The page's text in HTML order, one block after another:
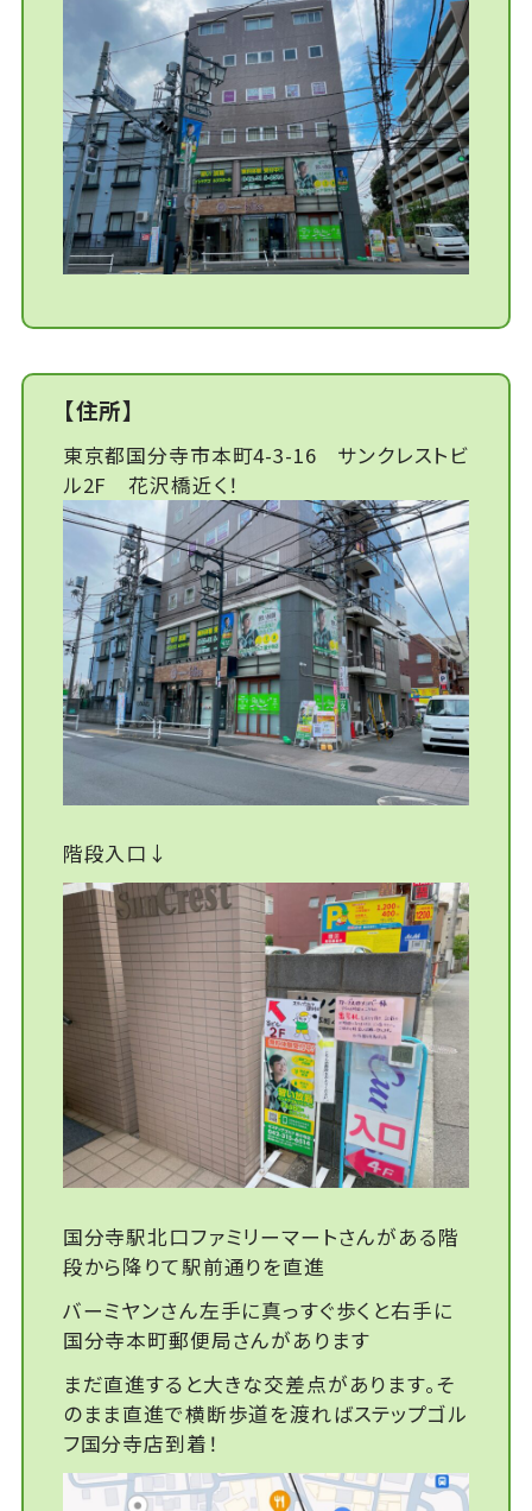
【住所】
東京都国分寺市本町4-3-16 サンクレストビ
ル2F 花沢橋近く！
階段入口↓
国分寺駅北口ファミリーマートさんがある階
段から降りて駅前通りを直進
バーミヤンさん左手に真っすぐ歩くと右手に
国分寺本町郵便局さんがあります
まだ直進すると大きな交差点があります。そ
のまま直進で横断歩道を渡ればステップゴル
フ国分寺店到着！